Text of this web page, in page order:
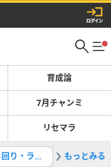
育成論
7月チャンミ
リセマラ
新シナリオ「トレセン軒」の攻略と育成立ち回り・ラーメンシナリオ 2新シナ
もっとみる